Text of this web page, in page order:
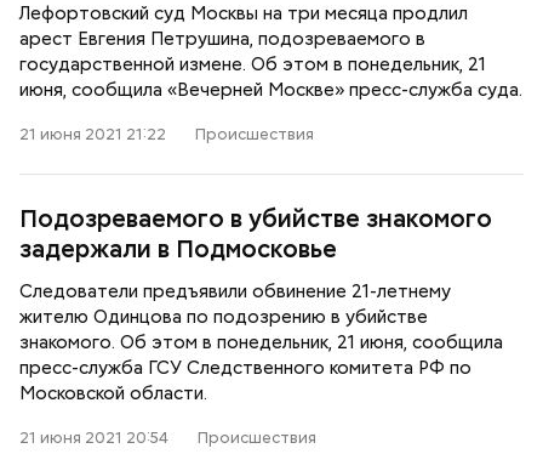
Лефортовский суд Москвы на три месяца продлил
арест Евгения Петрушина, подозреваемого в
государственной измене. Об этом в понедельник, 21
июня, сообщила «Вечерней Москве» пресс-служба суда.
21 июня 2021 21:22 Происшествия
Подозреваемого в убийстве знакомого
задержали в Подмосковье
Следователи предъявили обвинение 21-летнему
жителю Одинцова по подозрению в убийстве
знакомого. Об этом в понедельник, 21 июня, сообщила
пресс-служба ГСУ Следственного комитета РФ по
Московской области.
21 июня 2021 20:54 Происшествия